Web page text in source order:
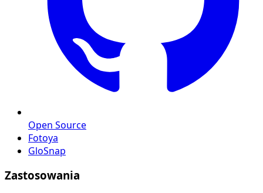
Open Source
Fotoya
GloSnap
Zastosowania